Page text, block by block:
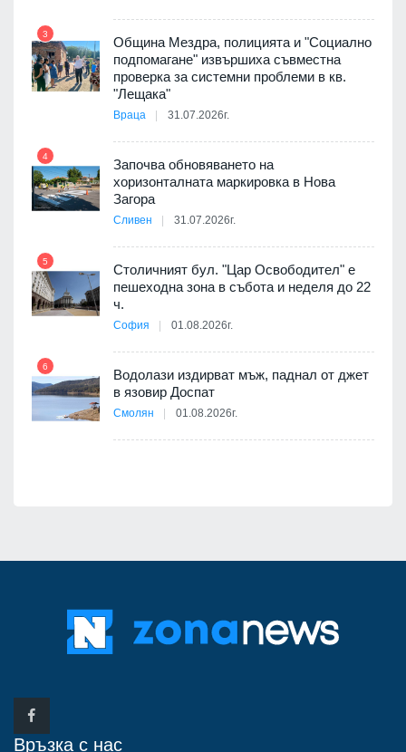
3
Община Мездра, полицията и "Социално
подпомагане" извършиха съвместна
проверка за системни проблеми в кв.
"Лещака"
Враца 31.07.2026г.
4
Започва обновяването на
хоризонталната маркировка в Нова
Загора
Сливен 31.07.2026г.
5
Столичният бул. "Цар Освободител" е
пешеходна зона в събота и неделя до 22
ч.
София 01.08.2026г.
6
Водолази издирват мъж, паднал от джет
в язовир Доспат
Смолян 01.08.2026г.
Връзка с нас